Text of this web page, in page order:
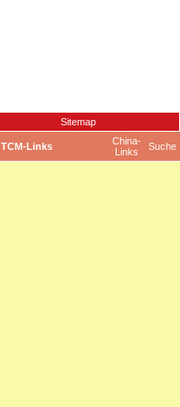
Sitemap
TCM-Links
China-
Links
Suche